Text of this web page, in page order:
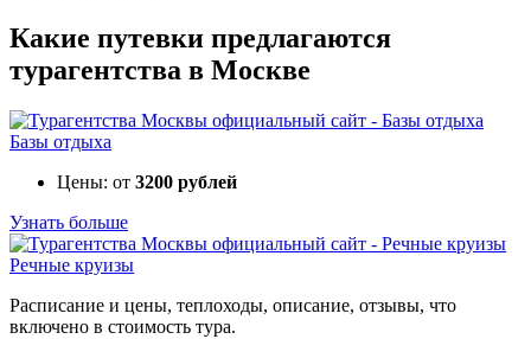
Какие путевки предлагаются
турагентства в Москве
Базы отдыха
Цены: от 3200 рублей
Узнать больше
Речные круизы
Расписание и цены, теплоходы, описание, отзывы, что
включено в стоимость тура.